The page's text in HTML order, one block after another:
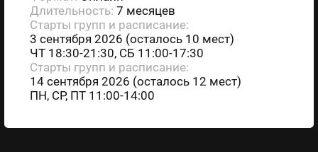
Длительность: 7 месяцев
Старты групп и расписание:
3 сентября 2026 (осталось 10 мест)
ЧТ 18:30-21:30, СБ 11:00-17:30
Старты групп и расписание:
14 сентября 2026 (осталось 12 мест)
ПН, СР, ПТ 11:00-14:00